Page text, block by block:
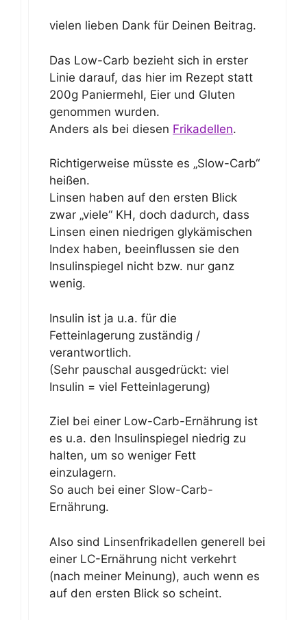
vielen lieben Dank für Deinen Beitrag.
Das Low-Carb bezieht sich in erster
Linie darauf, das hier im Rezept statt
200g Paniermehl, Eier und Gluten
genommen wurden.
Anders als bei diesen Frikadellen.
Richtigerweise müsste es „Slow-Carb“
heißen.
Linsen haben auf den ersten Blick
zwar „viele“ KH, doch dadurch, dass
Linsen einen niedrigen glykämischen
Index haben, beeinflussen sie den
Insulinspiegel nicht bzw. nur ganz
wenig.
Insulin ist ja u.a. für die
Fetteinlagerung zuständig /
verantwortlich.
(Sehr pauschal ausgedrückt: viel
Insulin = viel Fetteinlagerung)
Ziel bei einer Low-Carb-Ernährung ist
es u.a. den Insulinspiegel niedrig zu
halten, um so weniger Fett
einzulagern.
So auch bei einer Slow-Carb-
Ernährung.
Also sind Linsenfrikadellen generell bei
einer LC-Ernährung nicht verkehrt
(nach meiner Meinung), auch wenn es
auf den ersten Blick so scheint.